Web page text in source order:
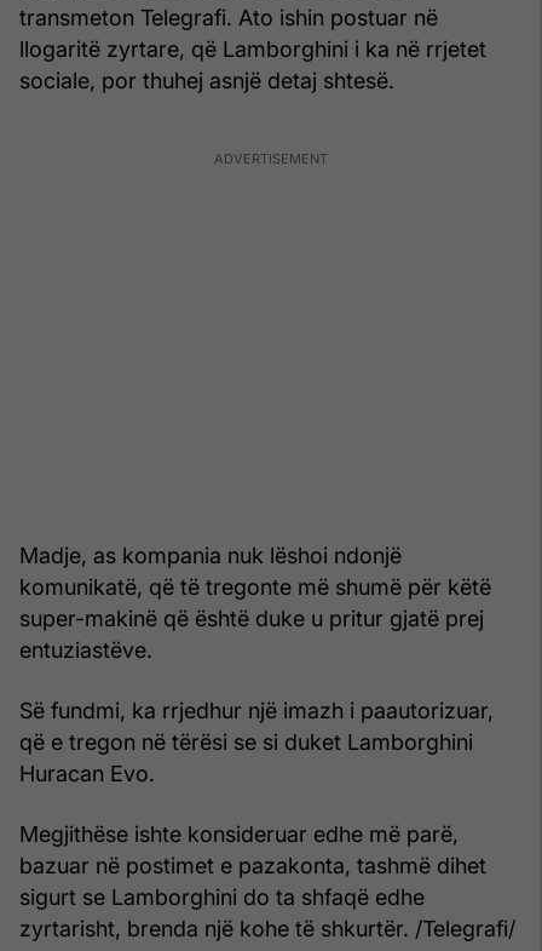
transmeton Telegrafi. Ato ishin postuar në
llogaritë zyrtare, që Lamborghini i ka në rrjetet
sociale, por thuhej asnjë detaj shtesë.
Madje, as kompania nuk lëshoi ndonjë
komunikatë, që të tregonte më shumë për këtë
super-makinë që është duke u pritur gjatë prej
entuziastëve.
Së fundmi, ka rrjedhur një imazh i paautorizuar,
që e tregon në tërësi se si duket Lamborghini
Huracan Evo.
Megjithëse ishte konsideruar edhe më parë,
bazuar në postimet e pazakonta, tashmë dihet
sigurt se Lamborghini do ta shfaqë edhe
zyrtarisht, brenda një kohe të shkurtër. /Telegrafi/